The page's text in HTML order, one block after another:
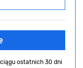
ostatnich 30 dni